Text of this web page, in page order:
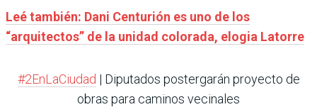
Leé también: Dani Centurión es uno de los
“arquitectos” de la unidad colorada, elogia Latorre
#2EnLaCiudad | Diputados postergarán proyecto de
obras para caminos vecinales